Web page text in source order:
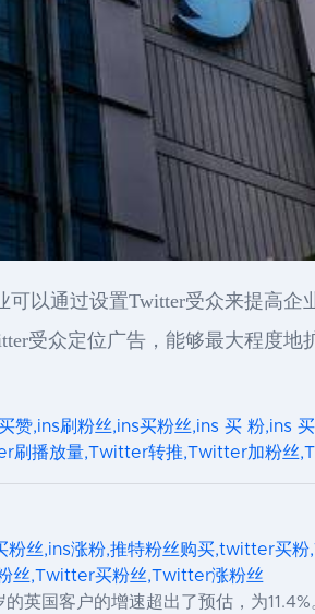
以通过设置Twitter受众来提高
受众定位广告，能够最大程度
赞,ins刷粉丝,ins买粉丝,ins 买 粉,ins
播放量,Twitter转推,Twitter加粉丝
粉丝,ins涨粉,推特粉丝购买,twitter买
丝,Twitter买粉丝,Twitter涨粉丝
英国客户的增速超出了预估，为